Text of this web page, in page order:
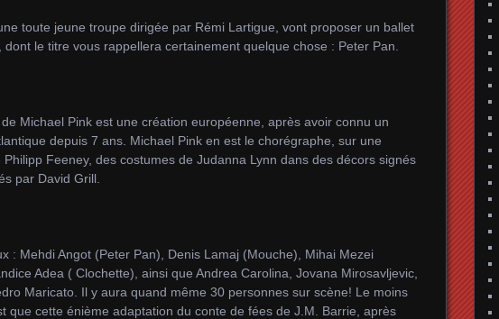
toute jeune troupe dirigée par Rémi Lartigue, vont proposer un ballet
le titre vous rappellera certainement quelque chose : Peter Pan.
Michael Pink est une création européenne, après avoir connu un
depuis 7 ans. Michael Pink en est le chorégraphe, sur une
Feeney, des costumes de Judanna Lynn dans des décors signés
par David Grill.
: Mehdi Angot (Peter Pan), Denis Lamaj (Mouche), Mihai Mezei
Adea ( Clochette), ainsi que Andrea Carolina, Jovana Mirosavljevic,
Maricato. Il y aura quand même 30 personnes sur scène! Le moins
que cette énième adaptation du conte de fées de J.M. Barrie, après